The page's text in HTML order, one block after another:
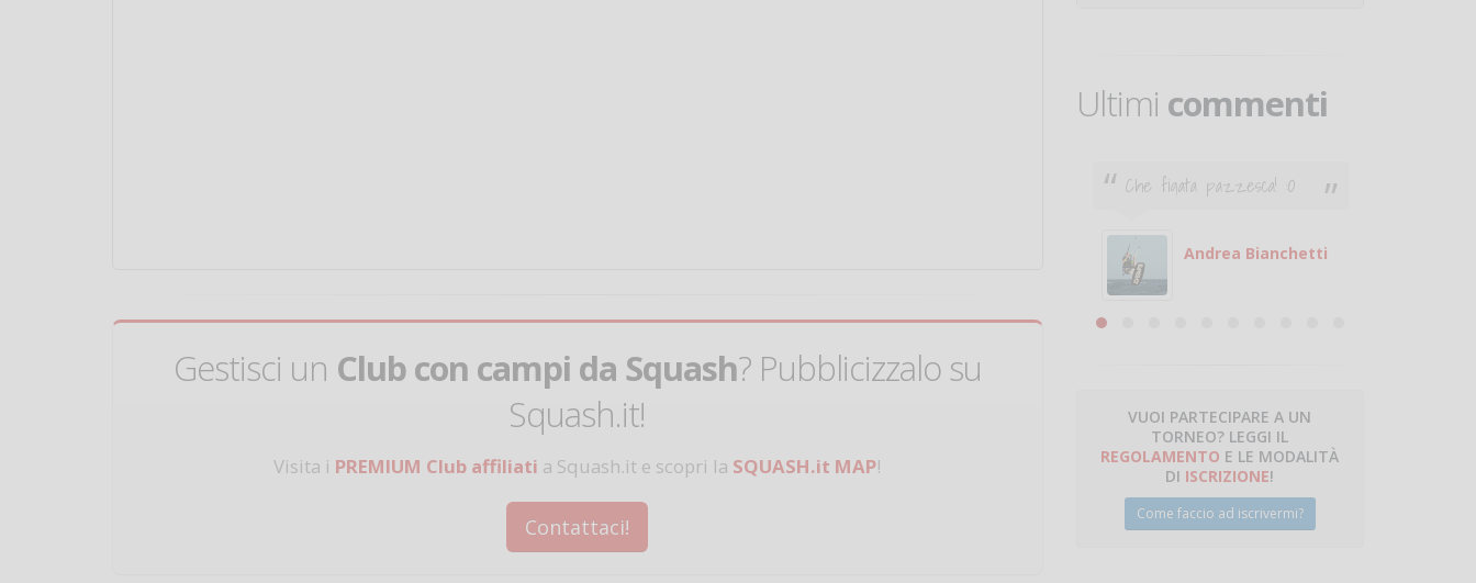
Gestisci un Club con campi da Squash? Pubblicizzalo su
Squash.it!
Visita i PREMIUM Club affiliati a Squash.it e scopri la SQUASH.it MAP!
Contattaci!
Ultimi commenti
telefonico o si può fare
Grazie
Che figata pazzesca! :O
Andrea Bianchetti
VUOI PARTECIPARE A UN
TORNEO? LEGGI IL
REGOLAMENTO E LE MODALITÀ
DI ISCRIZIONE!
Come faccio ad iscrivermi?